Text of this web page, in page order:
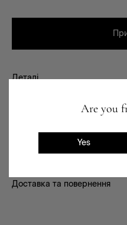
Are you
Yes
Деталі
Доставка та повернення